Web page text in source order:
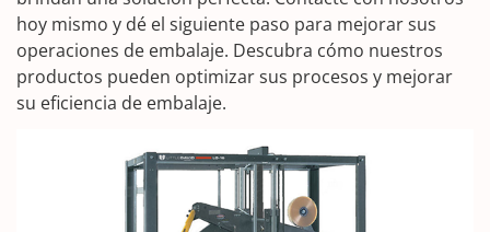
hoy mismo y dé el siguiente paso para mejorar sus
operaciones de embalaje. Descubra cómo nuestros
productos pueden optimizar sus procesos y mejorar
su eficiencia de embalaje.